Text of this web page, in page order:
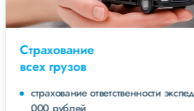
Страхование
всех грузов
страхование ответственности